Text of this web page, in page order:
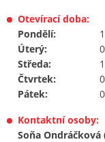
Otevírací doba:
Pondělí:
Úterý:
Středa:
Čtvrtek:
Pátek:
Kontaktní osoby:
Soňa